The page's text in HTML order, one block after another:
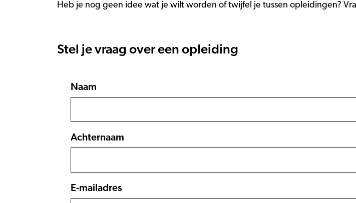
Heb je nog geen idee wat je wilt worden of twijfel je tussen opleidingen?
Stel je vraag over een opleiding
Naam
Achternaam
E-mailadres